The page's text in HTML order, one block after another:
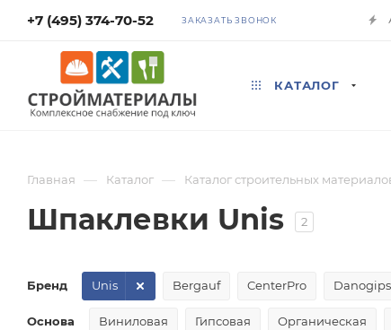
+7 (495) 374-70-52 ЗАКАЗАТЬ ЗВОНОК
КАТАЛОГ
Главная — Каталог — Каталог строительных
Шпаклевки Unis 2
Бренд Bergauf CenterPro Danogips
Unis
Основа Виниловая Гипсовая Органическая